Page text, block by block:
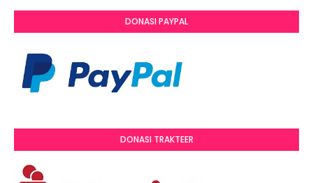
DONASI PAYPAL
DONASI TRAKTEER